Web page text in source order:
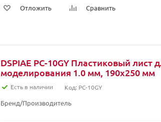
Отложить Сравнить
DSPIAE PC-10GY Пластиковый лист
моделирования 1.0 мм, 190х250 мм
Есть в наличии Код: PC-10GY
Бренд/Производитель